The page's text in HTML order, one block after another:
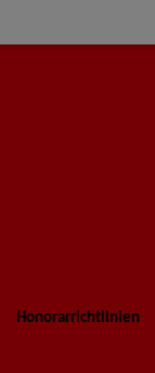
Honorarrichtlinien